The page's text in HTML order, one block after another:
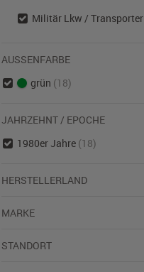
Militär Lkw / Transporter
AUSSENFARBE
grün (18)
JAHRZEHNT / EPOCHE
1980er Jahre (18)
HERSTELLERLAND
MARKE
STANDORT